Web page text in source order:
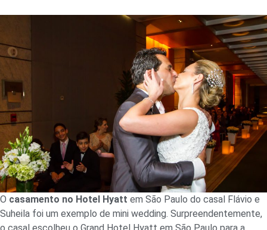
O casamento no Hotel Hyatt em São Paulo do casal Flávio e
Suheila foi um exemplo de mini wedding. Surpreendentemente,